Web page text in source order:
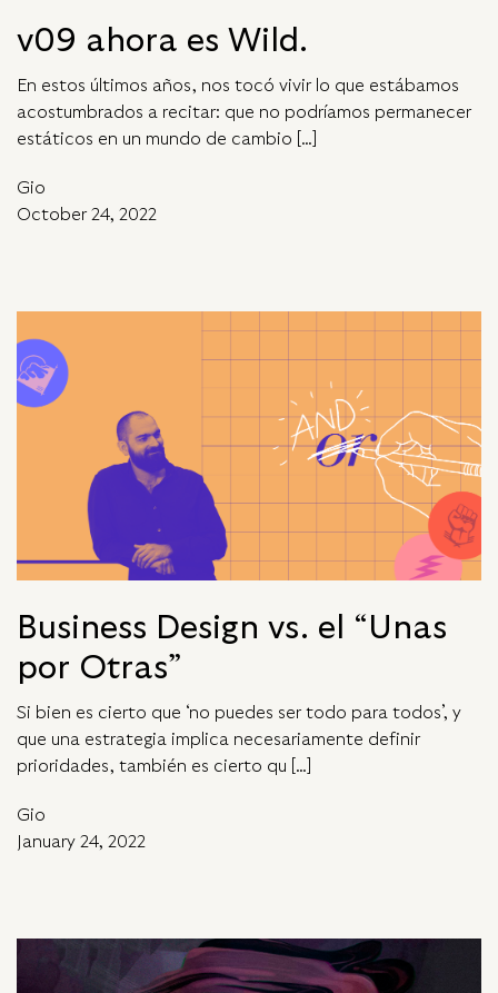
v09 ahora es Wild.
En estos últimos años, nos tocó vivir lo que estábamos
acostumbrados a recitar: que no podríamos permanecer
estáticos en un mundo de cambio […]
Gio
October 24, 2022
Business Design vs. el “Unas
por Otras”
Si bien es cierto que ‘no puedes ser todo para todos’, y
que una estrategia implica necesariamente definir
prioridades, también es cierto qu […]
Gio
January 24, 2022